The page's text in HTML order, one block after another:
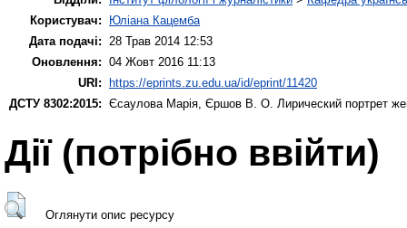
Користувач:
Юліана Кацемба
Дата подачі:
28 Трав 2014 12:53
Оновлення: 04 Жовт 2016 11:13
URI: https://eprints.zu.edu.ua/id/eprint/11420
ДСТУ 8302:2015: Єсаулова Марія Єршов В. О. Лирический портрет
Дії ​​(потрібно ввійти)
Оглянути опис ресурсу